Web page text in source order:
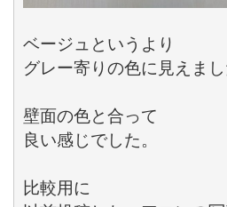
ベージュというより
グレー寄りの色に見えまし
壁面の色と合って
良い感じでした。
比較用に